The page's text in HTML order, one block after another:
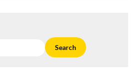
Search